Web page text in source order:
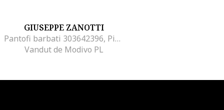
GIUSEPPE ZANOTTI
Pantofi barbati 303642396, Piele naturala, Gri, Gri
Vandut de Modivo PL